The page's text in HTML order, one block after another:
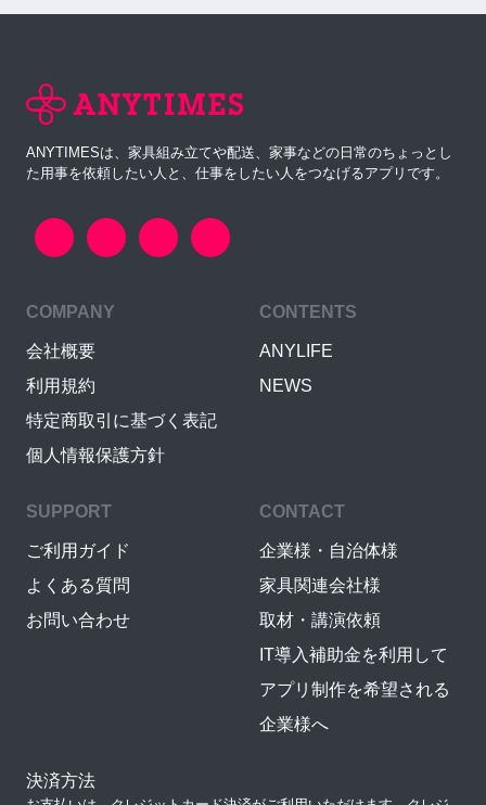
ANYTIMESは、家具組み立てや配送、家事などの日常のちょっとし
た用事を依頼したい人と、仕事をしたい人をつなげるアプリです。
COMPANY
会社概要
利用規約
特定商取引に基づく表記
個人情報保護方針
CONTENTS
ANYLIFE
NEWS
SUPPORT
ご利用ガイド
よくある質問
お問い合わせ
CONTACT
企業様・自治体様
家具関連会社様
取材・講演依頼
IT導入補助金を利用して
アプリ制作を希望される
企業様へ
決済方法